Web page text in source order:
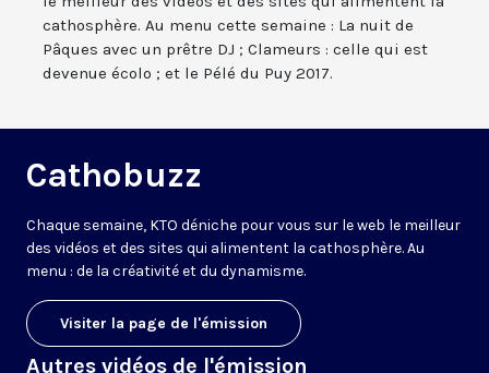
cathosphère. Au menu cette semaine : La nuit de
Pâques avec un prêtre DJ ; Clameurs : celle qui est
devenue écolo ; et le Pélé du Puy 2017.
Cathobuzz
Chaque semaine, KTO déniche pour vous sur le web le meilleur
des vidéos et des sites qui alimentent la cathosphère. Au
menu : de la créativité et du dynamisme.
Visiter la page de l'émission
Autres vidéos de l'émission